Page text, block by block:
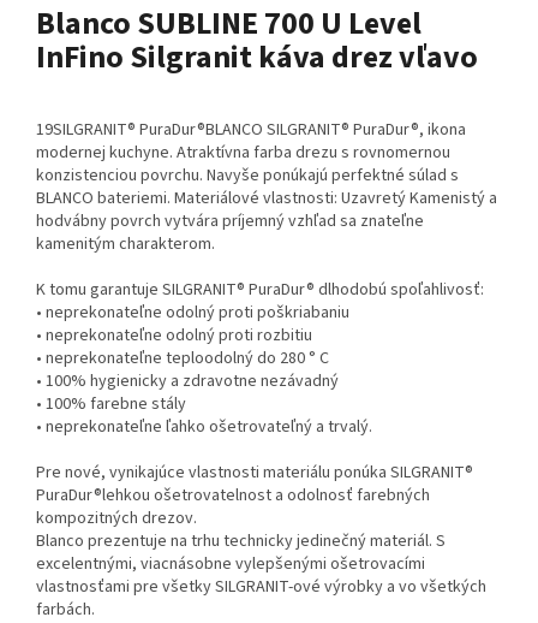
Blanco SUBLINE 700 U Level
InFino Silgranit káva drez vľavo
19SILGRANIT® PuraDur®BLANCO SILGRANIT® PuraDur®, ikona
modernej kuchyne. Atraktívna farba drezu s rovnomernou
konzistenciou povrchu. Navyše ponúkajú perfektné súlad s
BLANCO bateriemi. Materiálové vlastnosti: Uzavretý Kamenistý a
hodvábny povrch vytvára príjemný vzhľad sa znateľne
kamenitým charakterom.
K tomu garantuje SILGRANIT® PuraDur® dlhodobú spoľahlivosť:
• neprekonateľne odolný proti poškriabaniu
• neprekonateľne odolný proti rozbitiu
• neprekonateľne teploodolný do 280 ° C
• 100% hygienicky a zdravotne nezávadný
• 100% farebne stály
• neprekonateľne ľahko ošetrovateľný a trvalý.
Pre nové, vynikajúce vlastnosti materiálu ponúka SILGRANIT®
PuraDur®lehkou ošetrovatelnost a odolnosť farebných
kompozitných drezov.
Blanco prezentuje na trhu technicky jedinečný materiál. S
excelentnými, viacnásobne vylepšenými ošetrovacími
vlastnosťami pre všetky SILGRANIT-ové výrobky a vo všetkých
farbách.